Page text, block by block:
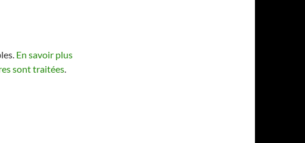
En savoir plus
sont traitées.